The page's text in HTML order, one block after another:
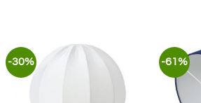
-30% -61%